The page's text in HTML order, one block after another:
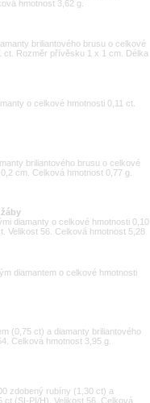
hmotnost 3,62 g.
briliantového brusu o celkové
ct. Rozměr přívěsku 1 x 1 cm. Délka
o celkové hmotnosti 0,11 ct.
briliantového brusu o celkové
cm. Celková hmotnost 0,77 g.
diamanty o celkové hmotnosti 0,10
Velikost 56. Celková hmotnost 5,28
diamantem o celkové hmotnosti
(0,75 ct) a diamanty briliantového
Celková hmotnost 3,95 g.
zdobený rubíny (1,30 ct) a
ct (SI-PI/H). Velikost 56. Celková